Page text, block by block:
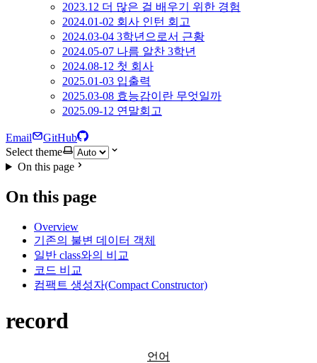
2023.12 더 많은 걸 배우기 위한 경험
2024.01-02 회사 인턴 회고
2024.03-04 3학년으로서 근황
2024.05-07 나름 알찬 3학년
2024.08-12 첫 회사
2025.01-03 입출력
2025.03-08 효능감이란 무엇일까
2025.09-12 연말회고
Email
GitHub
Select theme
On this page
On this page
Overview
기존의 불변 데이터 객체
일반 class와의 비교
코드 비교
컴팩트 생성자(Compact Constructor)
record
언어